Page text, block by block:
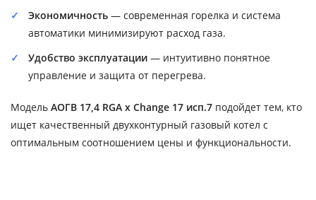
Экономичность — современная горелка и система
автоматики минимизируют расход газа.
Удобство эксплуатации — интуитивно понятное
управление и защита от перегрева.
Модель АОГВ 17,4 RGA x Change 17 исп.7 подойдет тем, кто
ищет качественный двухконтурный газовый котел с
оптимальным соотношением цены и функциональности.